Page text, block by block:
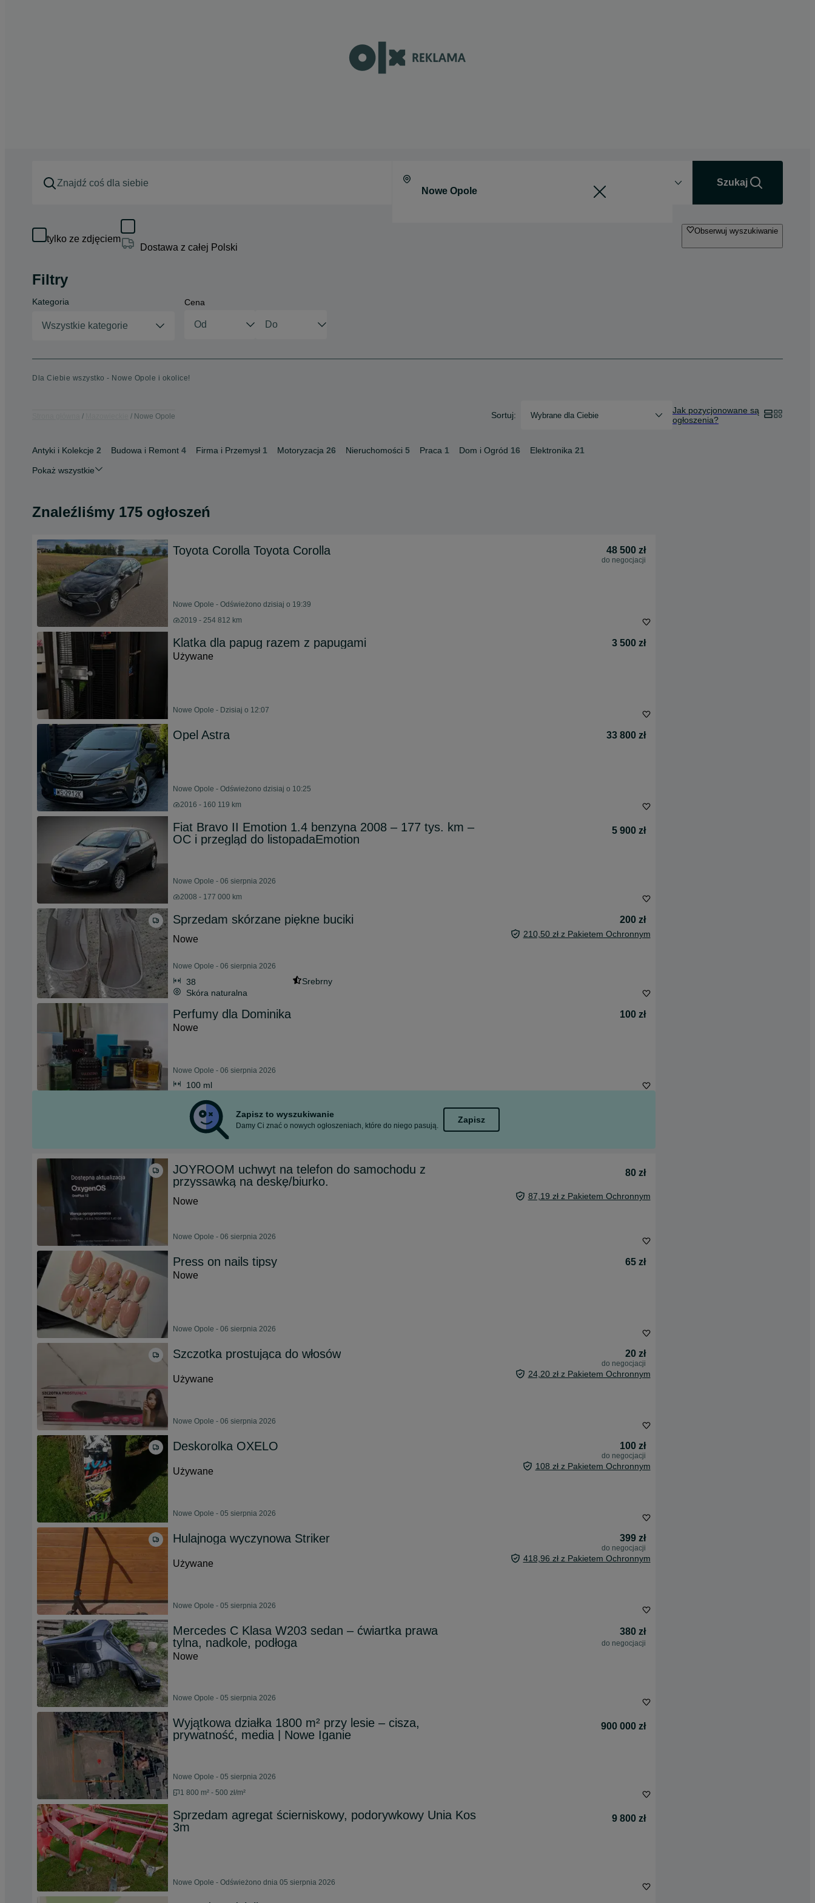
Szukaj
tylko ze zdjęciem
Dostawa z całej Polski
Obserwuj wyszukiwanie
Filtry
Kategoria
Wszystkie kategorie
Cena
Dla Ciebie wszystko - Nowe Opole i okolice!
Nowe Opole Sortuj: Wybrane dla Ciebie
Jak pozycjonowane są
ogłoszenia?
Antyki i Kolekcje 2 Budowa i Remont 4 Firma i Przemysł 1 Motoryzacja 26 Nieruchomości 5 Praca 1 Dom i Ogród 16 Elektronika 21
Pokaż wszystkie
Znaleźliśmy 175 ogłoszeń
Toyota Corolla Toyota Corolla 48 500 zł
do negocjacji
Nowe Opole - Odświeżono dzisiaj o 19:39
2019 - 254 812 km
Klatka dla papug razem z papugami
3 500 zł
Używane
Nowe Opole - Dzisiaj o 12:07
Opel Astra 33 800 zł
Nowe Opole - Odświeżono dzisiaj o 10:25
2016 - 160 119 km
Fiat Bravo II Emotion 1.4 benzyna 2008 – 177 tys. km –
OC i przegląd do listopadaEmotion
5 900 zł
Nowe Opole - 06 sierpnia 2026
2008 - 177 000 km
Sprzedam skórzane piękne buciki
200 zł
Nowe
210,50 zł z Pakietem Ochronnym
Nowe Opole - 06 sierpnia 2026
38
Srebrny
Skóra naturalna
Perfumy dla Dominika
100 zł
Nowe
Nowe Opole - 06 sierpnia 2026
100 ml
Zapisz to wyszukiwanie
Damy Ci znać o nowych ogłoszeniach, które do niego pasują.
Zapisz
JOYROOM uchwyt na telefon do samochodu z
przyssawką na deskę/biurko.
80 zł
Nowe 87,19 zł z Pakietem Ochronnym
Nowe Opole - 06 sierpnia 2026
Press on nails tipsy
65 zł
Nowe
Nowe Opole - 06 sierpnia 2026
Szczotka prostująca do włosów 20 zł
do negocjacji
Używane 24,20 zł z Pakietem Ochronnym
Nowe Opole - 06 sierpnia 2026
Deskorolka OXELO 100 zł
do negocjacji
Używane 108 zł z Pakietem Ochronnym
Nowe Opole - 05 sierpnia 2026
Hulajnoga wyczynowa Striker 399 zł
do negocjacji
Używane 418,96 zł z Pakietem Ochronnym
Nowe Opole - 05 sierpnia 2026
Mercedes C Klasa W203 sedan – ćwiartka prawa
tylna, nadkole, podłoga
380 zł
do negocjacji
Nowe
Nowe Opole - 05 sierpnia 2026
Wyjątkowa działka 1800 m² przy lesie – cisza,
prywatność, media | Nowe Iganie
900 000 zł
Nowe Opole - 05 sierpnia 2026
1 800 m² - 500 zł/m²
Sprzedam agregat ścierniskowy, podorywkowy Unia Kos
3m
9 800 zł
Nowe Opole - Odświeżono dnia 05 sierpnia 2026